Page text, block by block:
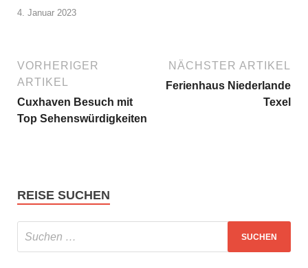
4. Januar 2023
VORHERIGER
ARTIKEL
Cuxhaven Besuch mit
Top Sehenswürdigkeiten
NÄCHSTER ARTIKEL
Ferienhaus Niederlande
Texel
REISE SUCHEN